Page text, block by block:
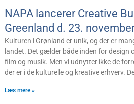
NAPA lancerer Creative
Greenland d. 23.
Kulturen i Grønland er unik, og der er
landet. Det gælder både inden for design
film og musik. Men vi udnytter ikke de
der er i de kulturelle og kreative erhverv.
Læs mere »